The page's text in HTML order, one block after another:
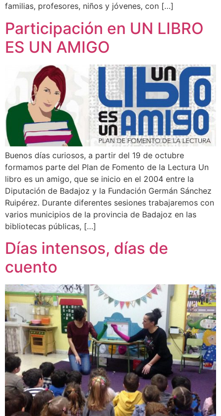
familias, profesores, niños y jóvenes, con […]
Participación en UN LIBRO
ES UN AMIGO
Buenos días curiosos, a partir del 19 de octubre
formamos parte del Plan de Fomento de la Lectura Un
libro es un amigo, que se inicio en el 2004 entre la
Diputación de Badajoz y la Fundación Germán Sánchez
Ruipérez. Durante diferentes sesiones trabajaremos con
varios municipios de la provincia de Badajoz en las
bibliotecas públicas, […]
Días intensos, días de
cuento